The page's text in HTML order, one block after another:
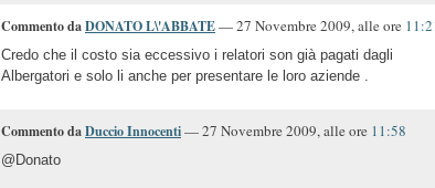
Commento daDONATO L\'ABBATE— 27 Novembre 2009, alle ore
Credo che il costo sia eccessivo i relatori son già pagati dagli
Albergatori e solo li anche per presentare le loro aziende .
Commento daDuccio Innocenti— 27 Novembre 2009, alle ore 11:58
@Donato